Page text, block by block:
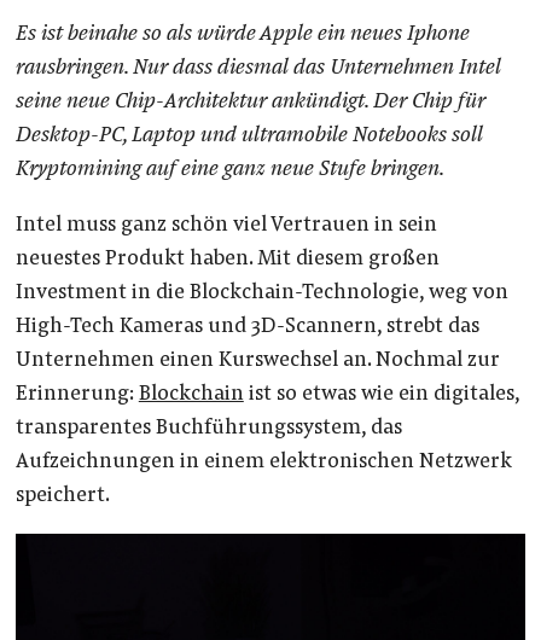
Es ist beinahe so als würde Apple ein neues Iphone
rausbringen. Nur dass diesmal das Unternehmen Intel
seine neue Chip-Architektur ankündigt. Der Chip für
Desktop-PC, Laptop und ultramobile Notebooks soll
Kryptomining auf eine ganz neue Stufe bringen.
Intel muss ganz schön viel Vertrauen in sein
neuestes Produkt haben. Mit diesem großen
Investment in die Blockchain-Technologie, weg von
High-Tech Kameras und 3D-Scannern, strebt das
Unternehmen einen Kurswechsel an. Nochmal zur
Erinnerung: Blockchainist so etwas wie ein digitales,
transparentes Buchführungssystem, das
Aufzeichnungen in einem elektronischen Netzwerk
speichert.